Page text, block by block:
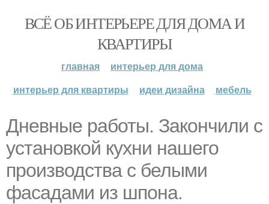
ВСЁ ОБ ИНТЕРЬЕРЕ ДЛЯ ДОМА И
КВАРТИРЫ
главная
интерьер для дома
интерьер для квартиры
идеи дизайна мебель
Дневные работы. Закончили с
установкой кухни нашего
производства с белыми
фасадами из шпона.